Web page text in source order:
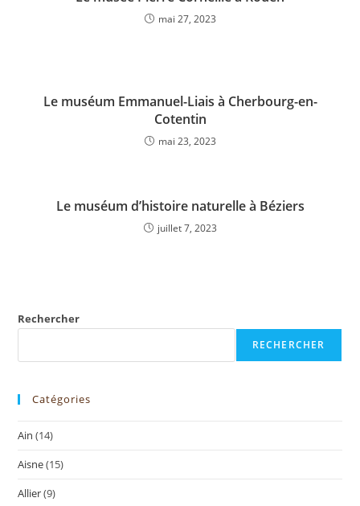
mai 27, 2023
Le muséum Emmanuel-Liais à Cherbourg-en-
Cotentin
mai 23, 2023
Le muséum d’histoire naturelle à Béziers
juillet 7, 2023
Rechercher
RECHERCHER
Catégories
Ain (14)
Aisne(15)
Allier(9)